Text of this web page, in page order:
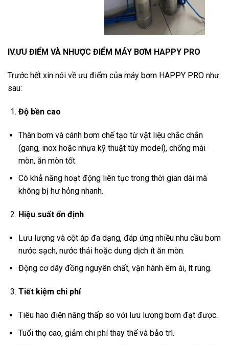
IV.ƯU ĐIỂM VÀ NHƯỢC ĐIỂM MÁY BƠM HAPPY PRO
Trước hết xin nói về ưu điểm của máy bơm HAPPY PRO như
sau:
Độ bền cao
Thân bơm và cánh bơm chế tạo từ vật liệu chắc chắn
(gang, inox hoặc nhựa kỹ thuật tùy model), chống mài
mòn, ăn mòn tốt.
Có khả năng hoạt động liên tục trong thời gian dài mà
không bị hư hỏng nhanh.
Hiệu suất ổn định
Lưu lượng và cột áp đa dạng, đáp ứng nhiều nhu cầu bơm
nước sạch, nước thải hoặc dung dịch ít ăn mòn.
Động cơ dây đồng nguyên chất, vận hành êm ái, ít rung.
Tiết kiệm chi phí
Tiêu hao điện năng thấp so với lưu lượng bơm đạt được.
Tuổi thọ cao, giảm chi phí thay thế và bảo trì.